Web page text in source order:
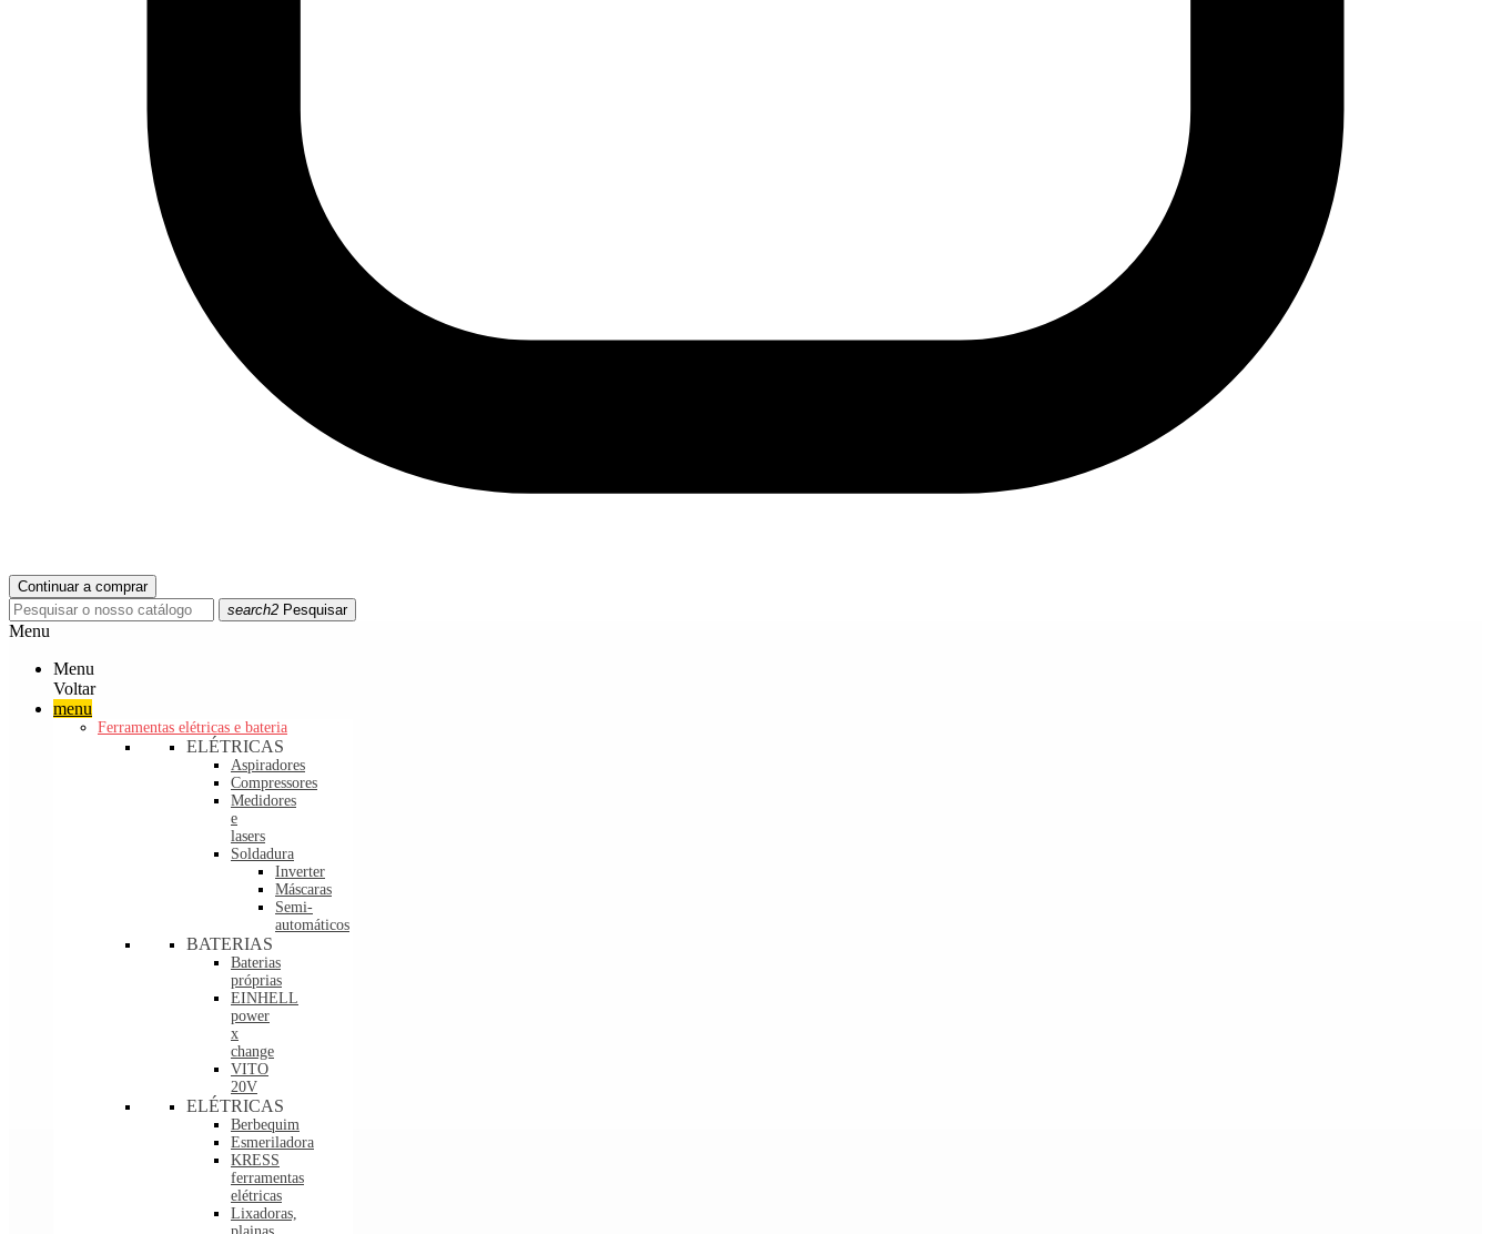
Continuar a comprar
search2 Pesquisar
Menu
Menu
Voltar
menu
Ferramentas elétricas e bateria
ELÉTRICAS
Aspiradores
Compressores
Medidores
e
lasers
Soldadura
Inverter
Máscaras
Semi-
automáticos
BATERIAS
Baterias
próprias
EINHELL
power
x
change
VITO
20V
ELÉTRICAS
Berbequim
Esmeriladora
KRESS
ferramentas
elétricas
Lixadoras,